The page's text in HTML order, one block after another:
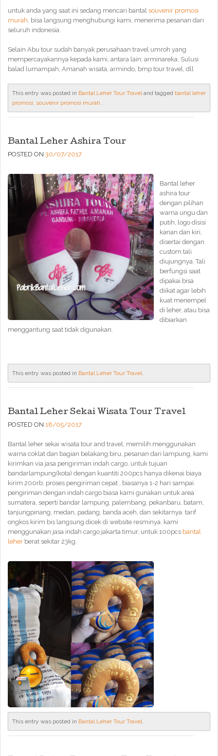
untuk anda yang saat ini sedang mencari bantal souvenir promosi
murah, bisa langsung menghubungi kami, menerima pesanan dari
seluruh indonesia.
Selain Abu tour sudah banyak perusahaan travel umroh yang
mempercayakannya kepada kami, antara lain; arminareka, Sulusi
balad lumampah, Amanah wisata, armindo, bmp tour travel, dll
This entry was posted in Bantal Leher Tour Traveland tagged bantal leher
promosi, souvenir promosi murah.
Bantal Leher Ashira Tour
POSTED ON 30/07/2017
Bantal leher
ashira tour
dengan pilihan
warna ungu dan
putih, logo disisi
kanan dan kiri,
disertai dengan
custom tali
diujungnya. Tali
berfungsi saat
dipakai bisa
diikat agar lebih
kuat menempel
di leher, atau bisa
dibiarkan
menggantung saat tidak digunakan.
This entry was posted in Bantal Leher Tour Travel.
Bantal Leher Sekai Wisata Tour Travel
POSTED ON 18/05/2017
Bantal leher sekai wisata tour and travel, memilih menggunakan
warna coklat dan bagian belakang biru, pesanan dari lampung, kami
kirimkan via jasa pengiriman indah cargo. untuk tujuan
bandarlampung(kota) dengan kuantiti 200pcs hanya dikenai biaya
kirim 200rb. proses pengiriman cepat , biasanya 1-2 hari sampai.
pengiriman dengan indah cargo biasa kami gunakan untuk area
sumatera, seperti bandar lampung, palembang, pekanbaru, batam,
tanjungpinang, medan, padang, banda aceh, dan sekitarnya. tarif
ongkos kirim bis langsung dicek di website resminya. kami
menggunakan jasa indah cargo jakarta timur, untuk 100pcs bantal
leher berat sekitar 23kg.
This entry was posted in Bantal Leher Tour Travel.